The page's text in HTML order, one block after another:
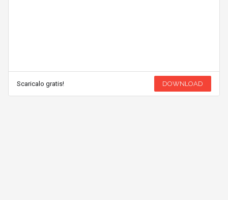
Scaricalo gratis! DOWNLOAD